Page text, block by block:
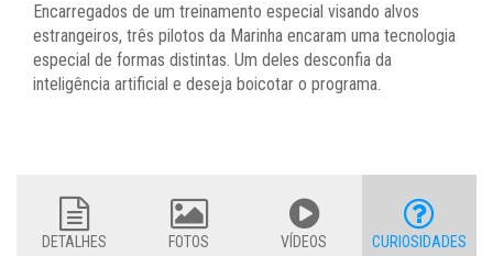
Encarregados de um treinamento especial visando alvos
estrangeiros, três pilotos da Marinha encaram uma tecnologia
especial de formas distintas. Um deles desconfia da
inteligência artificial e deseja boicotar o programa.
DETALHES FOTOS VÍDEOS CURIOSIDADES